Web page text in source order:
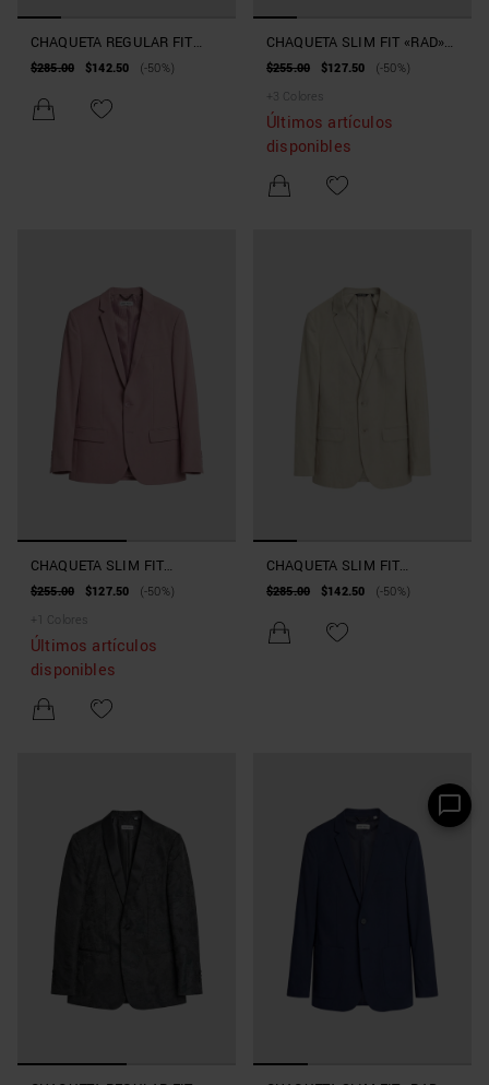
CHAQUETA REGULAR FIT
«ROGER» DE MEZCLA DE
$285.00 $142.50 (-50%)
CHAQUETA SLIM FIT «RAD»
DE TEJIDO TÉCNICO BI-
$255.00 $127.50
(-50%)
+ 3 Colores
Últimos artículos
disponibles
CHAQUETA SLIM FIT
«BONNIE» DE MEZCLA DE
$255.00 $127.50
(-50%)
+
Colores
Últimos artículos
disponibles
CHAQUETA SLIM FIT
«AMIRA» DE TEJIDO
$285.00 $142.50 (-50%)